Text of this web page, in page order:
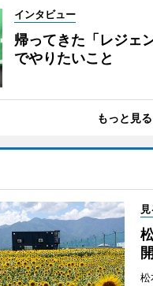
インタビュー
帰ってきた「レジェ
でやりたいこと
もっと見る
松